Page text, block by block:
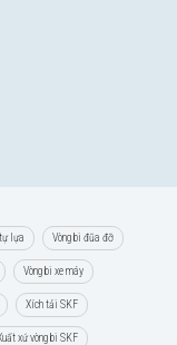
lựa Vòng bi đũa đỡ
Vòng bi xe máy
Xích tải SKF
xứ vòng bi SKF